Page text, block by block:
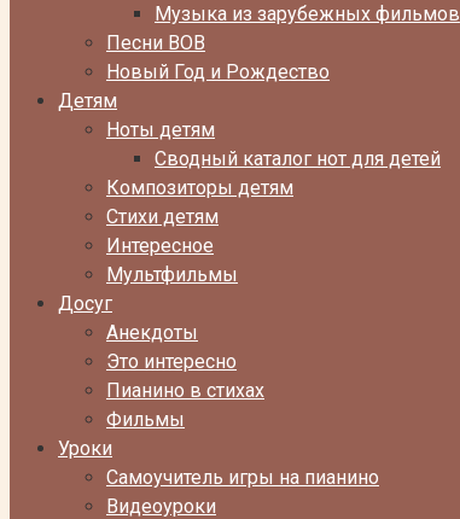
Музыка из зарубежных фильмов
Песни ВОВ
Новый Год и Рождество
Детям
Ноты детям
Сводный каталог нот для детей
Композиторы детям
Стихи детям
Интересное
Мультфильмы
Досуг
Анекдоты
Это интересно
Пианино в стихах
Фильмы
Уроки
Самоучитель игры на пианино
Видеоуроки